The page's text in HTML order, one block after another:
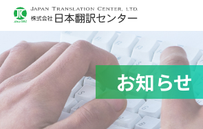
翻訳
MTPE（機械チェック） お知らせ